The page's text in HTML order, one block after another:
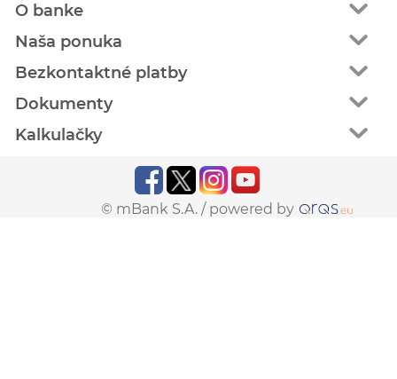
O banke
Naša ponuka
Bezkontaktné platby
Dokumenty
Kalkulačky
© mBank S.A. / powered by